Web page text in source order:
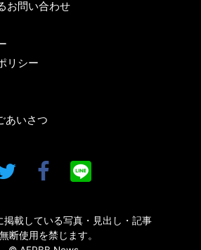
お問い合わせ
リシー
あいさつ
掲載している写真・見出し・記事
断使用を禁じます。